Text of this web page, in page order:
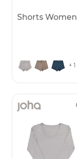
Shorts Women
+ 1